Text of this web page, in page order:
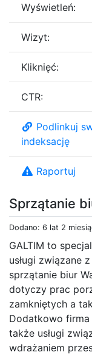
Sprzątanie
Dodano: 6 lat 2
GALTIM to
usługi związane
sprzątanie biur
dotyczy prac
zamkniętych a
Dodatkowo firma
także usługi
wdrażaniem
Wyświetleń:
Wizyt:
Kliknięć:
CTR:
Podlinkuj
indeksację
Raportuj